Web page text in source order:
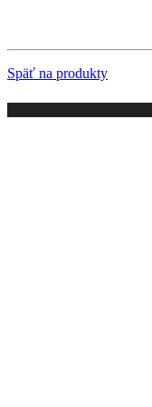
Späť na produkty